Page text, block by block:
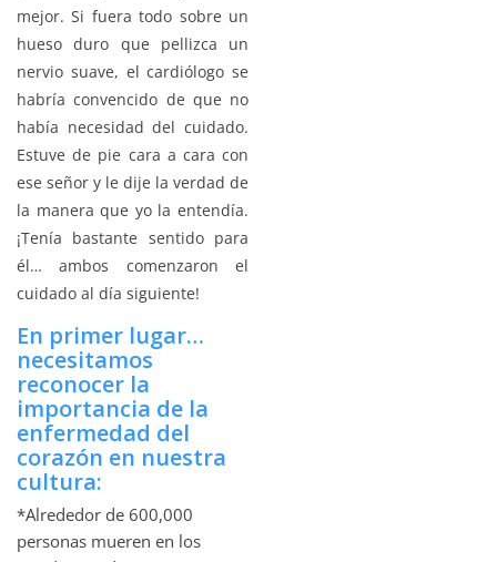
mejor. Si fuera todo sobre un
hueso duro que pellizca un
nervio suave, el cardiólogo se
habría convencido de que no
había necesidad del cuidado.
Estuve de pie cara a cara con
ese señor y le dije la verdad de
la manera que yo la entendía.
¡Tenía bastante sentido para
él… ambos comenzaron el
cuidado al día siguiente!
En primer lugar…
necesitamos
reconocer la
importancia de la
enfermedad del
corazón en nuestra
cultura:
*Alrededor de 600,000
personas mueren en los